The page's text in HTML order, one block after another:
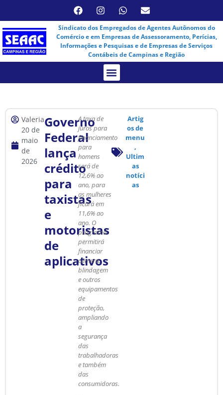
Sindicato dos Empregados de Agentes Autônomos do
Comércio e em Empresas de Assessoramento, Perícias,
Informações e Pesquisas e de Empresas de Serviços
Contábeis de Campinas e Região
Valeria
20 de
maio
de
2026
Governo
Federal
lança
crédito
para
taxistas
e
motoristas
de
aplicativos
A taxa de
juros para
financiamento
para
homens
será de
12,6% ao
ano, para
as mulheres
ficará em
11,6% ao
ano. O
programa
permitirá
financiar
câmera,
blindagem
e outros
equipamentos
de
proteção,
ampliando
a
segurança
das
trabalhadoras
e também
das
consumidoras.
Artig
os de
menu
,
Ultim
as
notíci
as